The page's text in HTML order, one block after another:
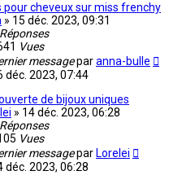
pour cheveux sur miss frenchy
» 15 déc. 2023, 09:31
Réponses
Vues
messageparanna-bulle
déc. 2023, 07:44
de bijoux uniques
» 14 déc. 2023, 06:28
Réponses
Vues
messagepar Lorelei
déc. 2023, 06:28